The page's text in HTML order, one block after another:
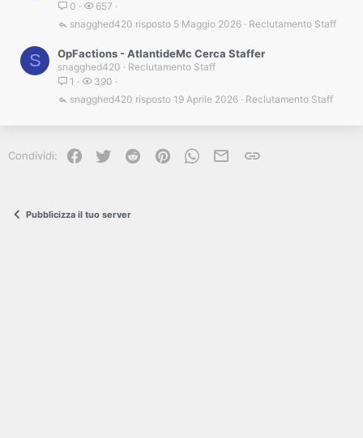
0
657
Reclutamento Staff
5 Maggio 2026
snagghed420
S OpFactions - AtlantideMc Cerca Staffer
snagghed420
Reclutamento Staff
1
390
Reclutamento Staff
19 Aprile 2026
snagghed420
Condividi: Facebook
Twitter Reddit PinterestWhatsApp
e-mailLink
Pubblicizza il tuo server